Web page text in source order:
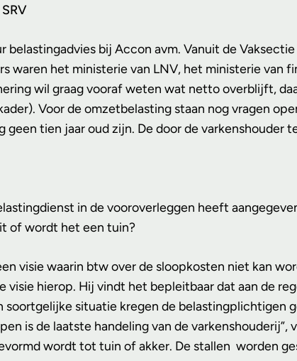
belastingadvies bij Accon avm. Vanuit de
waren het ministerie van LNV, het ministerie van
wil graag vooraf weten wat netto overblijft,
Voor de omzetbelasting staan nog vragen
geen tien jaar oud zijn. De door de
in de vooroverleggen heeft
of wordt het een tuin?
visie waarin btw over de sloopkosten niet kan
visie hierop. Hij vindt het bepleitbaar dat aan de
soortgelijke situatie kregen de belastingplichtigen
is de laatste handeling van de
wordt tot tuin of akker. De stallen worden